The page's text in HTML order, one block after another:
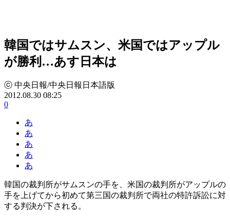
韓国ではサムスン、米国ではアップル
が勝利…あす日本は
ⓒ 中央日報/中央日報日本語版
2012.08.30 08:25
0
あ
あ
あ
あ
あ
韓国の裁判所がサムスンの手を、米国の裁判所がアップルの
手を上げてから初めて第三国の裁判所で両社の特許訴訟に対
する判決が下される。